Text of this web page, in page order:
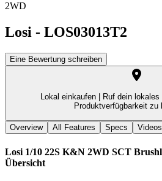
2WD
Losi - LOS03013T2
Eine Bewertung schreiben
Lokal einkaufen |
Ruf dein
Produktverfügbarkeit zu
Overview All Features Specs Videos
Losi 1/10 22S K&N 2WD SCT
Übersicht